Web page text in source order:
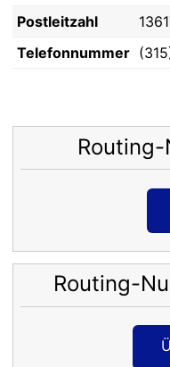
Postleitzahl
Telefonnummer
Routing-